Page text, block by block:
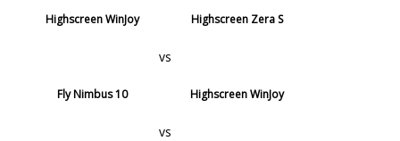
Highscreen WinJoy
vs
Highscreen Zera S
Fly Nimbus 10
vs
Highscreen WinJoy